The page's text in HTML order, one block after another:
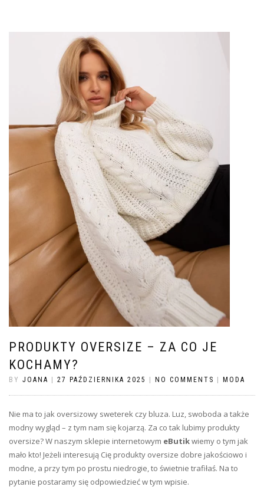
PRODUKTY OVERSIZE – ZA CO JE
KOCHAMY?
BY JOANA 27 PAŹDZIERNIKA 2025 NO COMMENTS MODA
Nie ma to jak oversizowy sweterek czy bluza. Luz, swoboda a także
modny wygląd – z tym nam się kojarzą. Za co tak lubimy produkty
oversize? W naszym sklepie internetowym eButikwiemy o tym jak
mało kto! Jeżeli interesują Cię produkty oversize dobre jakościowo i
modne, a przy tym po prostu niedrogie, to świetnie trafiłaś. Na to
pytanie postaramy się odpowiedzieć w tym wpisie.